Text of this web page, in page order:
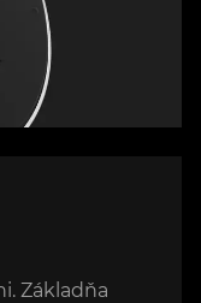
Základňa